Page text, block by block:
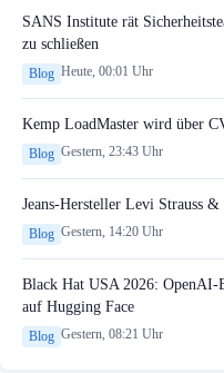
SANS Institute rät
zu schließen
Blog Heute, 00:01 Uhr
Kemp LoadMaster wird über
Blog Gestern, 23:43 Uhr
Jeans-Hersteller Levi Strauss
Blog Gestern, 14:20 Uhr
Black Hat USA 2026:
auf Hugging Face
Blog Gestern, 08:21 Uhr